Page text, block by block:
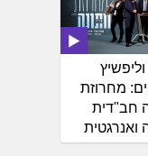
מחרוזת
חב"דית
ואנרגטית